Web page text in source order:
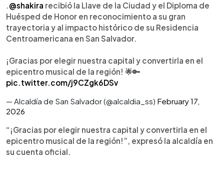
.@shakira recibió la Llave de la Ciudad y el Diploma de
Huésped de Honor en reconocimiento a su gran
trayectoria y al impacto histórico de su Residencia
Centroamericana en San Salvador.
¡Gracias por elegir nuestra capital y convertirla en el
epicentro musical de la región! 🌟🔑
pic.twitter.com/j9CZgk6DSv
— Alcaldía de San Salvador (@alcaldia_ss) February 17,
2026
“¡Gracias por elegir nuestra capital y convertirla en el
epicentro musical de la región!”, expresó la alcaldía en
su cuenta oficial.